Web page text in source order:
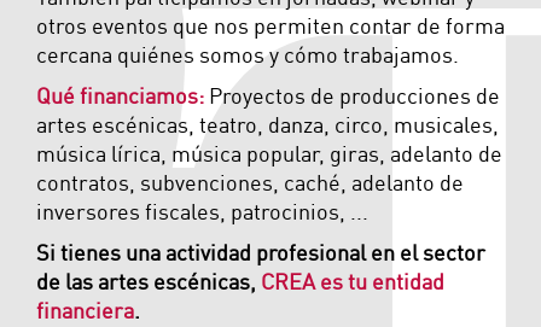
otros eventos que nos permiten contar de forma
cercana quiénes somos y cómo trabajamos.
Qué financiamos: Proyectos de producciones de
artes escénicas, teatro, danza, circo, musicales,
música lírica, música popular, giras, adelanto de
contratos, subvenciones, caché, adelanto de
inversores fiscales, patrocinios, ...
Si tienes una actividad profesional en el sector
de las artes escénicas, CREA es tu entidad
financiera.